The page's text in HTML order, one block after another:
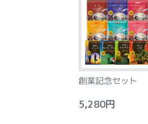
創業記念セット
5,280円